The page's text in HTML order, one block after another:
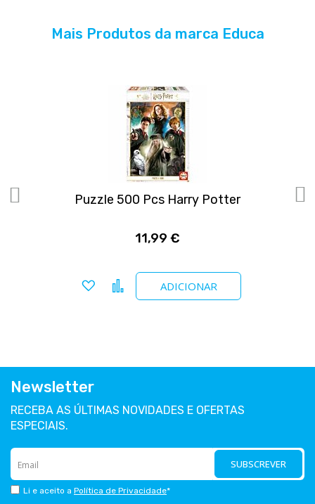
Mais Produtos da marca Educa
Puzzle 500 Pcs Harry Potter
11,99 €
ADICIONAR
Adicionar a favoritos
Comparar
Newsletter
RECEBA AS ÚLTIMAS NOVIDADES E OFERTAS
ESPECIAIS.
SUBSCREVER
Li e aceito a Política de Privacidade*